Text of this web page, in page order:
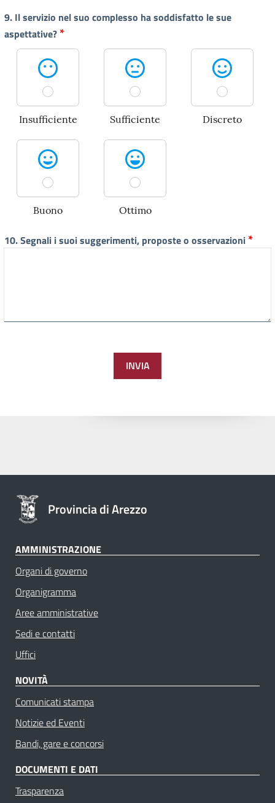
9. Il servizio nel suo complesso ha soddisfatto le sue
aspettative? *
Insufficiente Sufficiente Discreto
Buono Ottimo
n
z
10. Segnali i suoi suggerimenti, proposte o osservazioni *
INVIA
Provincia di Arezzo
AMMINISTRAZIONE
Organi di governo
Organigramma
Aree amministrative
Sedi e contatti
Uffici
NOVITÀ
Comunicati stampa
Notizie ed Eventi
Bandi, gare e concorsi
DOCUMENTI E DATI
Trasparenza